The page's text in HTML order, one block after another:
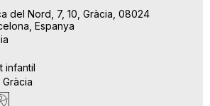
del Nord, 7, 10, Gràcia, 08024
Espanya
infantil
Gràcia